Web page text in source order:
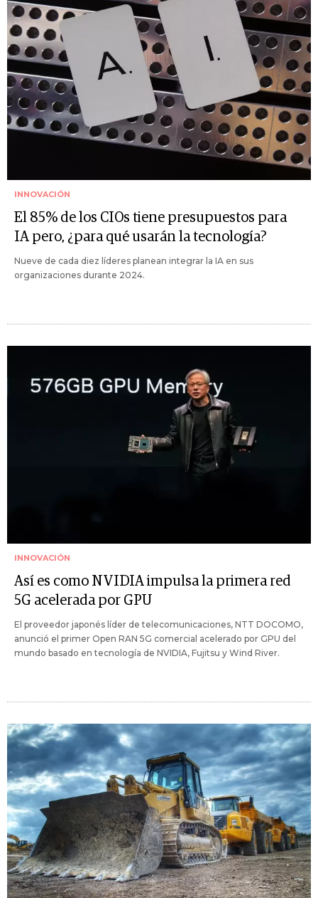
INNOVACIÓN
El 85% de los CIOs tiene presupuestos para
IA pero, ¿para qué usarán la tecnología?
Nueve de cada diez líderes planean integrar la IA en sus
organizaciones durante 2024.
INNOVACIÓN
Así es como NVIDIA impulsa la primera red
5G acelerada por GPU
El proveedor japonés líder de telecomunicaciones, NTT DOCOMO,
anunció el primer Open RAN 5G comercial acelerado por GPU del
mundo basado en tecnología de NVIDIA, Fujitsu y Wind River.